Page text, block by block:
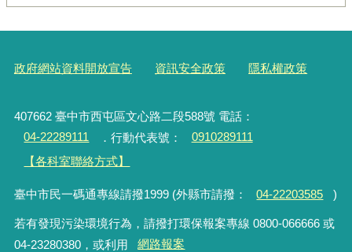
政府網站資料開放宣告 資訊安全政策 隱私權政策
407662 臺中市西屯區文心路二段588號 電話：
04-22289111
．行動代表號：
0910289111
【各科室聯絡方式】
臺中市民一碼通專線請撥1999 (外縣市請撥： 04-22203585 )
若有發現污染環境行為，請撥打環保報案專線 0800-066666 或
04-23280380，或利用
網路報案